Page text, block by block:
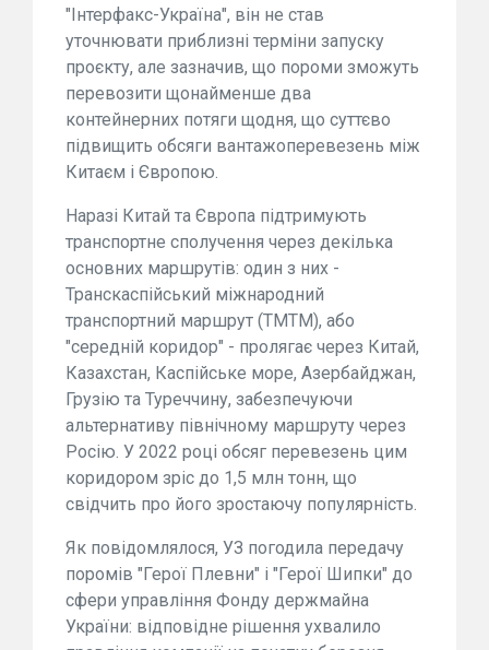
"Інтерфакс-Україна", він не став
уточнювати приблизні терміни запуску
проєкту, але зазначив, що пороми зможуть
перевозити щонайменше два
контейнерних потяги щодня, що суттєво
підвищить обсяги вантажоперевезень між
Китаєм і Європою.
Наразі Китай та Європа підтримують
транспортне сполучення через декілька
основних маршрутів: один з них -
Транскаспійський міжнародний
транспортний маршрут (ТМТМ), або
"середній коридор" - пролягає через Китай,
Казахстан, Каспійське море, Азербайджан,
Грузію та Туреччину, забезпечуючи
альтернативу північному маршруту через
Росію. У 2022 році обсяг перевезень цим
коридором зріс до 1,5 млн тонн, що
свідчить про його зростаючу популярність.
Як повідомлялося, УЗ погодила передачу
поромів "Герої Плевни" і "Герої Шипки" до
сфери управління Фонду держмайна
України: відповідне рішення ухвалило